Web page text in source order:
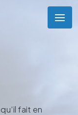
fait en